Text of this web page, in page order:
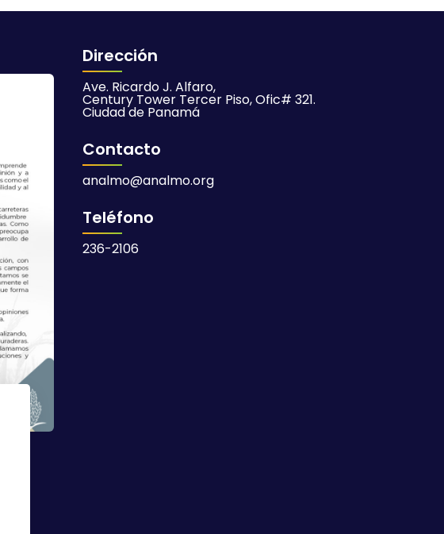
Dirección
Ave. Ricardo J. Alfaro,
Century Tower Tercer Piso, Ofic# 321.
Ciudad de Panamá
Contacto
analmo@analmo.org
Teléfono
236-2106